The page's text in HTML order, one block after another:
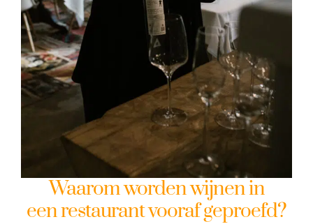
Waarom worden wijnen in
een restaurant vooraf geproefd?